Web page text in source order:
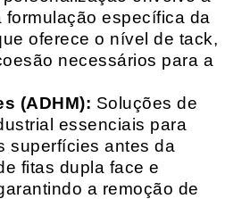
formulação específica da
oferece o nível de tack,
necessários para a
(ADHM): Soluções de
essenciais para
superfícies antes da
fitas dupla face e
a remoção de